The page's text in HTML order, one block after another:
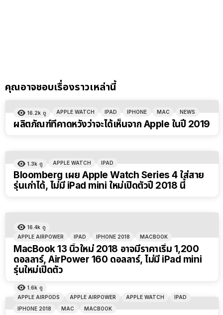
คุณอาจชอบเรื่องราวเหล่านี้
16.2k ดู APPLE WATCH IPAD IPHONE MAC NEWS
ผลิตภัณฑ์ที่คาดหวังว่าจะได้เห็นจาก Apple ในปี 2019
1.3k ดู APPLE WATCH IPAD
Bloomberg เผย Apple Watch Series 4 ใส่สาย
รุ่นเก่าได้, ไม่มี iPad mini ใหม่เปิดตัวปี 2018 นี้
16.4k ดู
APPLE AIRPOWER
IPAD IPHONE 2018 MACBOOK
MacBook 13 นิ้วใหม่ 2018 อาจมีราคาเริ่ม 1,200
ดอลลาร์, AirPower 160 ดอลลาร์, ไม่มี iPad mini
รุ่นใหม่เปิดตัว
1.6k ดู
APPLE AIRPODS
APPLE AIRPOWER APPLE WATCH
IPAD
IPHONE 2018
MAC MACBOOK